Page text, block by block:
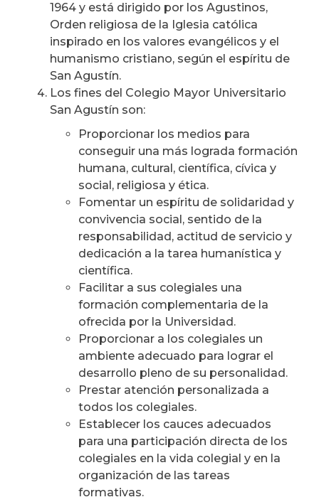
1964 y está dirigido por los Agustinos,
Orden religiosa de la Iglesia católica
inspirado en los valores evangélicos y el
humanismo cristiano, según el espíritu de
San Agustín.
Los fines del Colegio Mayor Universitario
San Agustín son:
Proporcionar los medios para
conseguir una más lograda formación
humana, cultural, científica, cívica y
social, religiosa y ética.
Fomentar un espíritu de solidaridad y
convivencia social, sentido de la
responsabilidad, actitud de servicio y
dedicación a la tarea humanística y
científica.
Facilitar a sus colegiales una
formación complementaria de la
ofrecida por la Universidad.
Proporcionar a los colegiales un
ambiente adecuado para lograr el
desarrollo pleno de su personalidad.
Prestar atención personalizada a
todos los colegiales.
Establecer los cauces adecuados
para una participación directa de los
colegiales en la vida colegial y en la
organización de las tareas
formativas.